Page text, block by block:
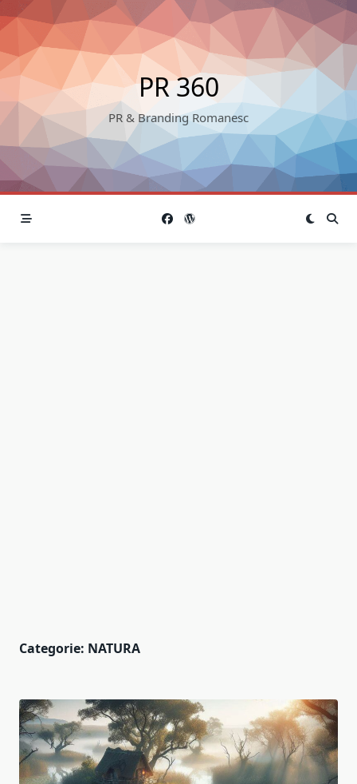
Skip
to
content
PR 360
PR & Branding Romanesc
Categorie: NATURA